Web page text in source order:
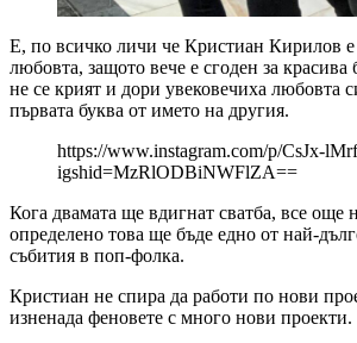
Е, по всичко личи че Кристиан Кирилов
любовта, защото вече е сгоден за
не се крият и дори увековечиха любовта
първата буква от името на другия.
https://www.instagram.com/p/CsJx-
igshid=MzRlODBiNWFlZA==
Кога двамата ще вдигнат сватба, все още
определено това ще бъде едно от най-
събития в поп-фолка.
Кристиан не спира да работи по нови
изненада феновете с много нови проекти.